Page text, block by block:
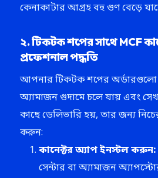
কেনাকাটার আগ্রহ বহু গুণ বেড়ে
২. টিকটক শপের সাথে MCF
প্রফেশনাল পদ্ধতি
আপনার টিকটক শপের অর্ডারগুলো
অ্যামাজন গুদামে চলে যায় এবং
কাছে ডেলিভারি হয়, তার জন্য
করুন:
কানেক্টর অ্যাপ ইনস্টল করুন:
সেন্টার বা অ্যামাজন